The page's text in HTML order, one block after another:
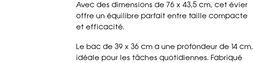
Avec des dimensions de 76 x 43,5 cm, cet évier
offre un équilibre parfait entre taille compacte
et efficacité.
Le bac de 39 x 36 cm a une profondeur de 14 cm,
idéale pour les tâches quotidiennes. Fabriqué